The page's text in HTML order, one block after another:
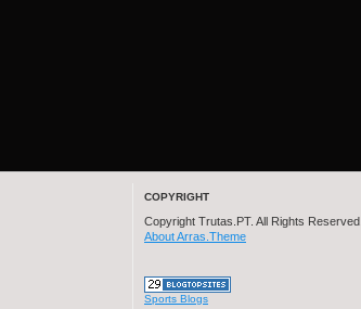
COPYRIGHT
Copyright Trutas.PT. All Rights Reserved.
About Arras.Theme
Sports Blogs